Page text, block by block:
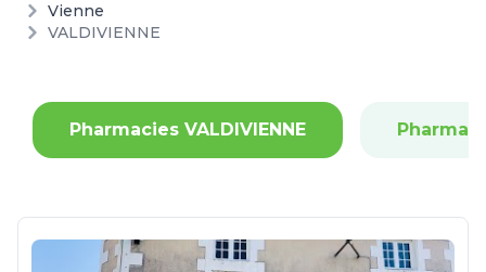
Vienne
VALDIVIENNE
Pharmacies VALDIVIENNE